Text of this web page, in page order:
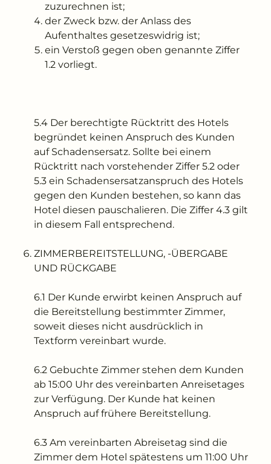
zuzurechnen ist;
der Zweck bzw. der Anlass des
Aufenthaltes gesetzeswidrig ist;
ein Verstoß gegen oben genannte Ziffer
1.2 vorliegt.
5.4 Der berechtigte Rücktritt des Hotels
begründet keinen Anspruch des Kunden
auf Schadensersatz. Sollte bei einem
Rücktritt nach vorstehender Ziffer 5.2 oder
5.3 ein Schadensersatzanspruch des Hotels
gegen den Kunden bestehen, so kann das
Hotel diesen pauschalieren. Die Ziffer 4.3 gilt
in diesem Fall entsprechend.
ZIMMERBEREITSTELLUNG, -ÜBERGABE
UND RÜCKGABE
6.1 Der Kunde erwirbt keinen Anspruch auf
die Bereitstellung bestimmter Zimmer,
soweit dieses nicht ausdrücklich in
Textform vereinbart wurde.
6.2 Gebuchte Zimmer stehen dem Kunden
ab 15:00 Uhr des vereinbarten Anreisetages
zur Verfügung. Der Kunde hat keinen
Anspruch auf frühere Bereitstellung.
6.3 Am vereinbarten Abreisetag sind die
Zimmer dem Hotel spätestens um 11:00 Uhr